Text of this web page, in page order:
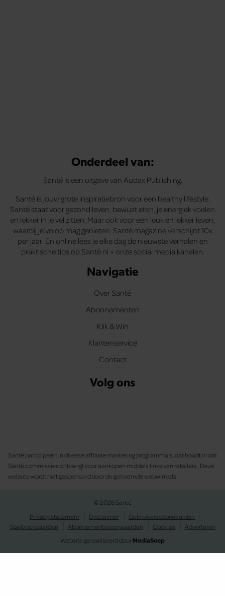
Onderdeel van:
Santé is een uitgave van Audax Publishing.
Santé is jouw grote inspiratiebron voor een healthy lifestyle.
Santé staat voor gezond leven, bewust eten, je energiek voelen
en lekker in je vel zitten. Maar ook voor een leuk en lekker leven,
waarbij je volop mag genieten. Santé magazine verschijnt 10x
per jaar. En online lees je elke dag de nieuwste verhalen en
praktische tips op Santé.nl + onze social media kanalen.
Navigatie
Over Santé
Abonnementen
Klik & Win
Klantenservice
Contact
Volg ons
Santé participeert in diverse affiliate marketing programma’s, dat houdt in dat
Santé commissies ontvangt voor aankopen middels links van retailers. Deze
website wordt niet gesponsord door de genoemde webwinkels.
© 2026 Santé
Privacy statement
Disclaimer
Gebruikersvoorwaarden
Spelvoorwaarden
Abonnementsvoorwaarden Cookies
Adverteren
Website gerealiseerd doorMediaSoep